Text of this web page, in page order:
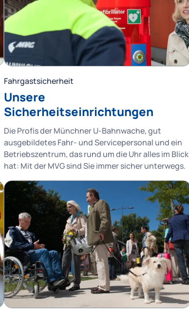
Fahrgastsicherheit
Unsere
Sicherheitseinrichtungen
Die Profis der Münchner U-Bahnwache, gut
ausgebildetes Fahr- und Servicepersonal und ein
Betriebszentrum, das rund um die Uhr alles im Blick
hat: Mit der MVG sind Sie immer sicher unterwegs.